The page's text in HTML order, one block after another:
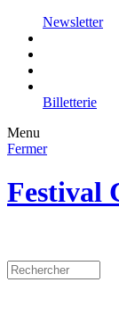
Newsletter
Billetterie
Menu
Fermer
Festival